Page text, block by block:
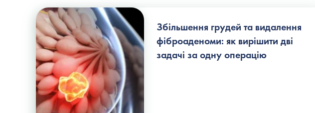
Збільшення грудей та видалення
фіброаденоми: як вирішити дві
задачі за одну операцію